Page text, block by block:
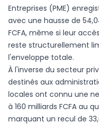
Entreprises (PME)
avec une hausse de
FCFA, même si leur
reste structurellement
l'enveloppe totale.
À l'inverse du secteur
destinés aux
locales ont connu une
à 160 milliards FCFA au
marquant un recul de